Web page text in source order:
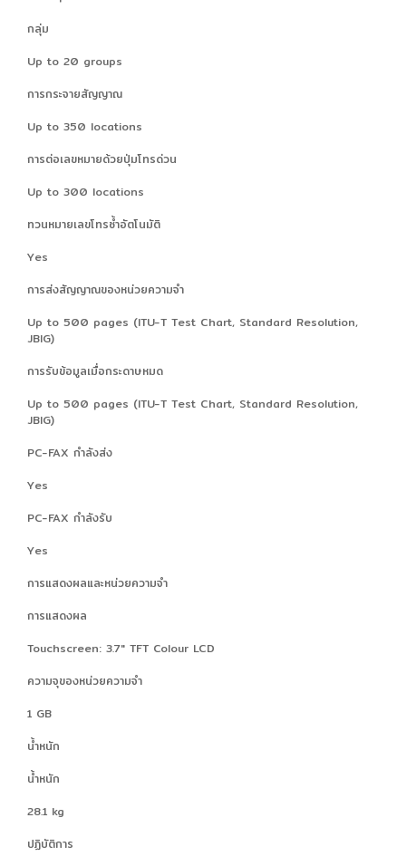
กลุ่ม
Up to 20 groups
การกระจายสัญญาณ
Up to 350 locations
การต่อเลขหมายด้วยปุ่มโทรด่วน
Up to 300 locations
ทวนหมายเลขโทรซ้ำอัตโนมัติ
Yes
การส่งสัญญาณของหน่วยความจำ
Up to 500 pages (ITU-T Test Chart, Standard Resolution,
JBIG)
การรับข้อมูลเมื่อกระดาษหมด
Up to 500 pages (ITU-T Test Chart, Standard Resolution,
JBIG)
PC-FAX กำลังส่ง
Yes
PC-FAX กำลังรับ
Yes
การแสดงผลและหน่วยความจำ
การแสดงผล
Touchscreen: 3.7" TFT Colour LCD
ความจุของหน่วยความจำ
1 GB
น้ำหนัก
น้ำหนัก
28.1 kg
ปฏิบัติการ